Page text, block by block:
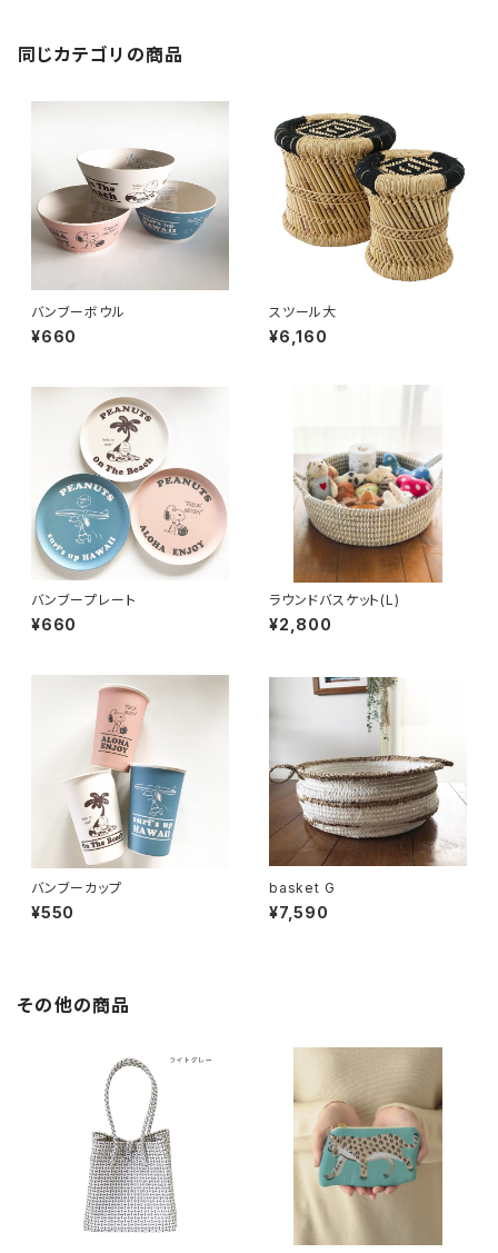
同じカテゴリの商品
バンブーボウル
¥660
スツール大
¥6,160
バンブープレート
¥660
ラウンドバスケット(L)
¥2,800
バンブーカップ
¥550
basket G
¥7,590
その他の商品